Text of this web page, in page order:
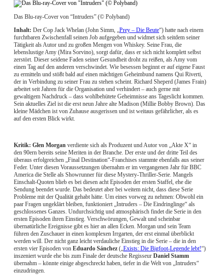
Das Blu-ray-Cover von “Intruders” (© Polyband)
Inhalt: Der Cop Jack Whelan (John Simm, „Prey – Die Beute“) hatte nach einem
furchtbaren Zwischenfall seinen Job aufgegeben und widmet sich seitdem seiner
Tätigkeit als Autor und zu großen Mengen von Whiskey. Seine Frau, die
lebenslustige Amy (Mira Sorvino), sorgt dafür, dass er sich nicht komplett selbst
zerstört. Dieser seidene Faden seiner Gesundheit droht zu reißen, als Amy vom
einen Tag auf den anderen verschwindet. Wie besessen beginnt er auf eigene Faust
zu ermitteln und stößt bald auf einen mächtigen Geheimbund namens Qui Riverti,
der in Verbindung zu seiner Frau zu stehen scheint. Richard Sheperd (James Frain)
arbeitet seit Jahren für die Organisation und verhindert – auch gerne mit
gewaltigem Nachdruck – dass wohlbehütete Geheimnisse ans Tageslicht kommen.
Sein aktuelles Ziel ist die erst neun Jahre alte Madison (Millie Bobby Brown). Das
kleine Mädchen ist von Zuhause ausgerissen und ist weitaus gefährlicher, als es
auf den ersten Blick wirkt.
Kritik: Glen Morgan verdiente sich als Produzent und Autor von „Akte X“ in
den 90ern bereits seine Meriten in der Branche. Der erste und der dritte Teil des
überaus erfolgreichen „Final Destination“-Franchises stammte ebenfalls aus seiner
Feder. Unter diesen Voraussetzungen übernahm er im vergangenen Jahr für BBC
America die Stelle als Showrunner für diese Mystery-Thriller-Serie. Mangels
Einschalt-Quoten blieb es bei diesen acht Episoden der ersten Staffel, ehe die
Sendung beendet wurde. Das bedeutet aber bei weitem nicht, dass diese Serie
Probleme mit der Qualität gehabt hätte. Um eines vorweg zu nehmen: Obwohl ein
paar Fragen ungeklärt bleiben, funktioniert „Intruders – Die Eindringlinge“ als
geschlossenes Ganzes. Undurchsichtig und atmosphärisch findet die Serie in den
ersten Episoden ihren Einstieg. Verschwörungen, Gewalt und scheinbar
übernatürliche Ereignisse gibt es hier an allen Ecken. Morgan und sein Team
führen den Zuschauer in einen komplexen Irrgarten, der erst einmal überblickt
werden will. Der nicht ganz leicht verdauliche Einstieg in die Serie – die in den
ersten vier Episoden von Eduardo Sánchez („Exists: Die Bigfoot-Legende lebt!“)
inszeniert wurde ehe bis zum Finale der deutsche Regisseur Daniel Stamm
übernahm – könnte einige abgeschreckt haben, tiefer in die Welt von „Intruders“
einzudringen.